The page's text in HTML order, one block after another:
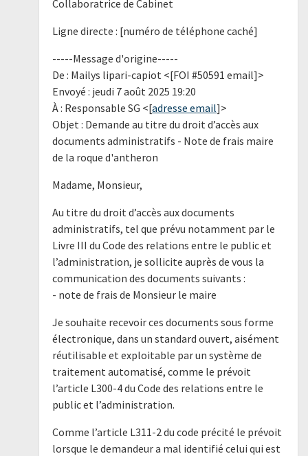
Collaboratrice de Cabinet
Ligne directe : [numéro de téléphone caché]
-----Message d'origine-----
De : Mailys lipari-capiot <[FOI #50591 email]>
Envoyé : jeudi 7 août 2025 19:20
À : Responsable SG <[adresse email]>
Objet : Demande au titre du droit d’accès aux
documents administratifs - Note de frais maire
de la roque d'antheron
Madame, Monsieur,
Au titre du droit d’accès aux documents
administratifs, tel que prévu notamment par le
Livre III du Code des relations entre le public et
l’administration, je sollicite auprès de vous la
communication des documents suivants :
- note de frais de Monsieur le maire
Je souhaite recevoir ces documents sous forme
électronique, dans un standard ouvert, aisément
réutilisable et exploitable par un système de
traitement automatisé, comme le prévoit
l’article L300-4 du Code des relations entre le
public et l’administration.
Comme l’article L311-2 du code précité le prévoit
lorsque le demandeur a mal identifié celui qui est